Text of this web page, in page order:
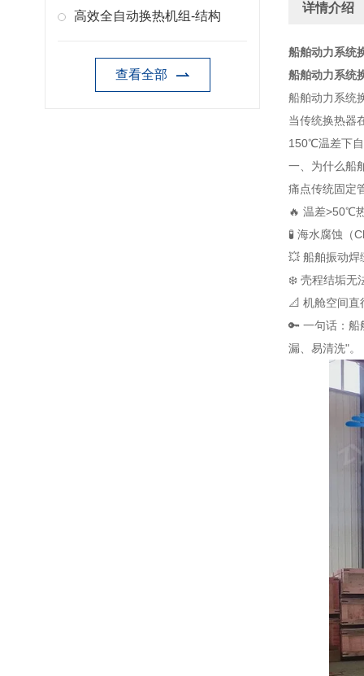
高效全自动换热机组-结构
查看全部
详情介绍
船舶动力系统
船舶动力系统
船舶动力系统
当传统换热器
150℃温差下
一、为什么船
痛点传统固定
🔥 温差>50℃
🧪 海水腐蚀（
💥 船舶振动焊
❄️ 壳程结垢无
📐 机舱空间直
🔑 一句话：
漏、易清洗"。